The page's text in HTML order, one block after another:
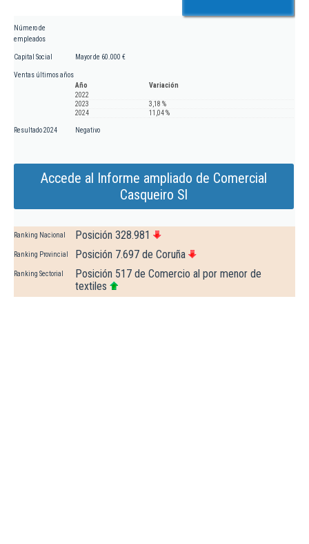
Número de
empleados
Capital Social Mayor de 60.000 €
Ventas últimos años
Año
Variación
2022
2023
3,18 %
2024
11,04 %
Resultado 2024 Negativo
Accede al Informe ampliado de Comercial
Casqueiro Sl
Ranking Nacional Posición 328.981
Ranking Provincial Posición 7.697 de Coruña
Ranking Sectorial
Posición 517 de Comercio al por menor de
textiles